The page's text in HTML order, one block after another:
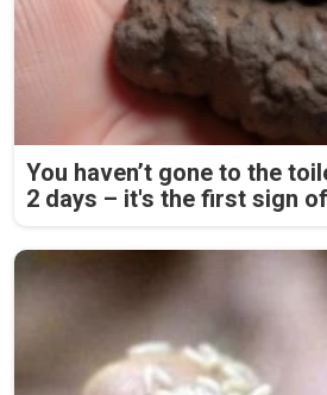
You haven’t gone to the
2 days – it's the first sign